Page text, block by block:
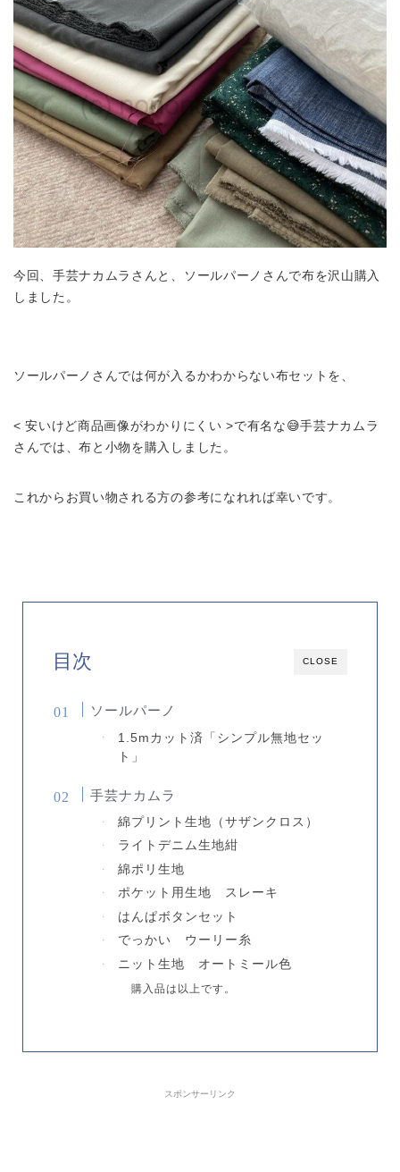
今回、手芸ナカムラさんと、ソールパーノさんで布を沢山購入
しました。
ソールパーノさんでは何が入るかわからない布セットを、
< 安いけど商品画像がわかりにくい >で有名な😅手芸ナカムラ
さんでは、布と小物を購入しました。
これからお買い物される方の参考になれれば幸いです。
CLOSE
目次
ソールパーノ
1.5mカット済「シンプル無地セッ
ト」
手芸ナカムラ
綿プリント生地（サザンクロス）
ライトデニム生地紺
綿ポリ生地
ポケット用生地 スレーキ
はんぱボタンセット
でっかい ウーリー糸
ニット生地 オートミール色
購入品は以上です。
スポンサーリンク